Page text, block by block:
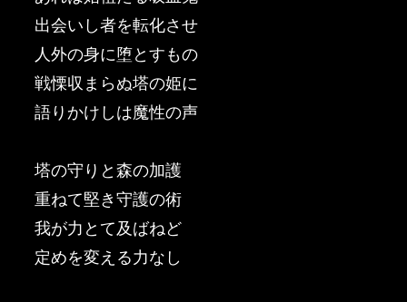
出会いし者を転化させ
人外の身に堕とすもの
戦慄収まらぬ塔の姫に
語りかけしは魔性の声
塔の守りと森の加護
重ねて堅き守護の術
我が力とて及ばねど
定めを変える力なし